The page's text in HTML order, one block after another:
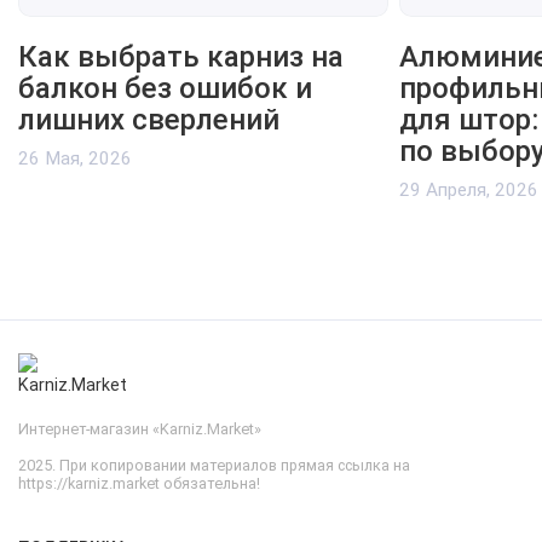
Как выбрать карниз на
балкон без ошибок и
лишних сверлений
26 Мая, 2026
для
по
29 Апреля, 2026
Интернет-магазин «Karniz.Market»
2025. При копировании материалов прямая ссылка на
https://karniz.market обязательна!